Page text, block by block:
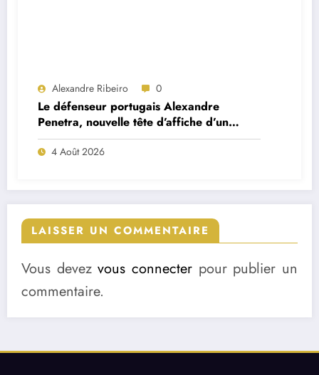
Alexandre Ribeiro 0
Le défenseur portugais Alexandre
Penetra, nouvelle tête d’affiche d’un
projet très ambitieux
4 Août 2026
LAISSER UN COMMENTAIRE
Vous devezvous connecter pour publier un
commentaire.